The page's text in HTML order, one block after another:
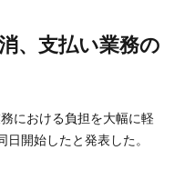
における負担を大幅に軽
開始したと発表した。